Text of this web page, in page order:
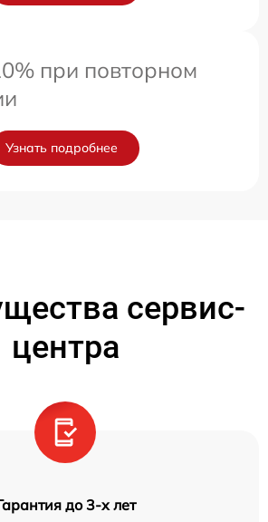
при повторном
Узнать подробнее
сервис-
центра
до 3-х лет